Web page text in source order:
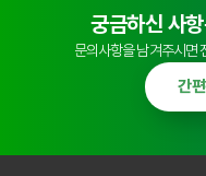
궁금하신 사
문의사항을 남겨주시면
간